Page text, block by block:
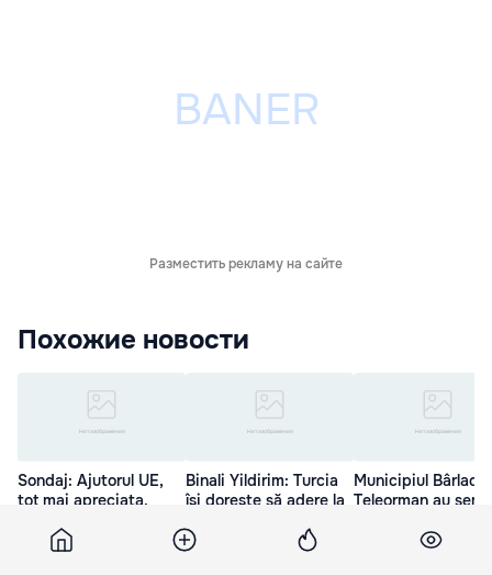
Разместить рекламу на сайте
Похожие новости
Sondaj: Ajutorul UE,
tot mai apreciata.
ameninţare
Binali Yildirim: Turcia
îşi doreşte să adere la
30 Мар. 01:00
Municipiul Bârlad
Teleorman au
29 Мар. 20:40